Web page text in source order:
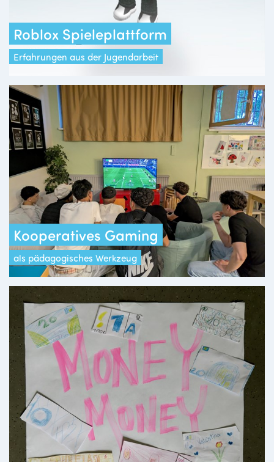
Roblox Spieleplattform
Erfahrungen aus der Jugendarbeit
Kooperatives Gaming
als pädagogisches Werkzeug